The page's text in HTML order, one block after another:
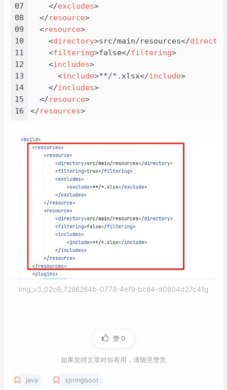
07
08
09
10
11
12
13
14
15
16
</excludes>
</resource>
<resource>
<directory>src/main/resources</
<filtering>false</filtering>
<includes>
<include>**/*.xlsx</include>
</includes>
</resource>
</resources>
img_v3_02o9_7286264b-0778-4ef9-bc84-d0804d27c41g
赞0
如果觉得文章对你有用，请随意赞赏
java springboot